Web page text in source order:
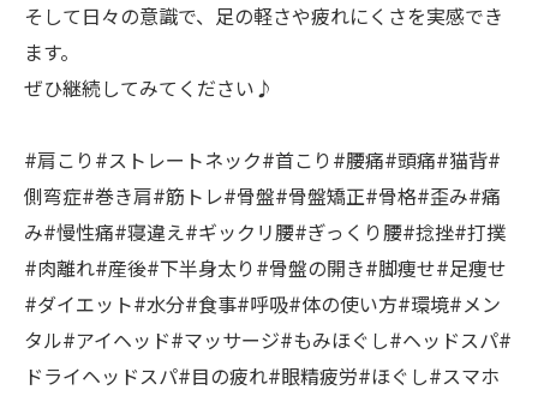
そして日々の意識で、足の軽さや疲れにくさを実感でき
ます。
ぜひ継続してみてください♪
#肩こり#ストレートネック#首こり#腰痛#頭痛#猫背#
側弯症#巻き肩#筋トレ#骨盤#骨盤矯正#骨格#歪み#痛
み#慢性痛#寝違え#ギックリ腰#ぎっくり腰#捻挫#打撲
#肉離れ#産後#下半身太り#骨盤の開き#脚痩せ#足痩せ
#ダイエット#水分#食事#呼吸#体の使い方#環境#メン
タル#アイヘッド#マッサージ#もみほぐし#ヘッドスパ#
ドライヘッドスパ#目の疲れ#眼精疲労#ほぐし#スマホ